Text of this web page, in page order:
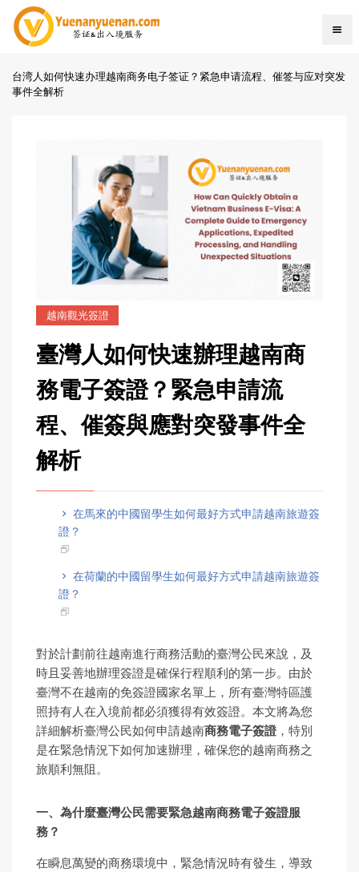
台湾人如何快速办理越南商务电子签证？紧急申请流程、催签与应对突发
事件全解析
越南觀光簽證
臺灣人如何快速辦理越南商
務電子簽證？緊急申請流
程、催簽與應對突發事件全
解析
在馬來的中國留學生如何最好方式申請越南旅遊簽
證？
在荷蘭的中國留學生如何最好方式申請越南旅遊簽
證？
對於計劃前往越南進行商務活動的臺灣公民來說，及
時且妥善地辦理簽證是確保行程順利的第一步。由於
臺灣不在越南的免簽證國家名單上，所有臺灣特區護
照持有人在入境前都必須獲得有效簽證。本文將為您
詳細解析臺灣公民如何申請越南商務電子簽證 ，特別
是在緊急情況下如何加速辦理，確保您的越南商務之
旅順利無阻。
一、 為什麼臺灣公民需要緊急越南商務電子簽證服
務？
在瞬息萬變的商務環境中，緊急情況時有發生，導致